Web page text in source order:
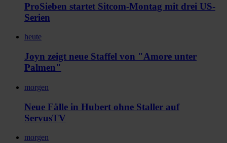
ProSieben startet Sitcom-Montag mit drei US-
Serien
heute
Joyn zeigt neue Staffel von "Amore unter
Palmen"
morgen
Neue Fälle in Hubert ohne Staller auf
ServusTV
morgen